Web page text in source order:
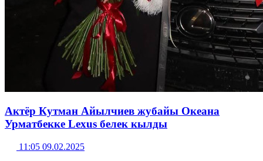
Актёр Кутман Айылчиев жубайы Океана
Урматбекке Lexus белек кылды
11:05 09.02.2025